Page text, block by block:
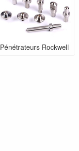
Pénétrateurs Rockwell